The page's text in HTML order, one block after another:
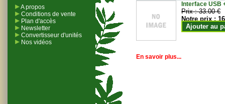
A propos
Conditions de vente
Plan d'accès
Newsletter
Convertisseur d'unités
Nos vidéos
Interface USB
Prix :33.00 €
Notre prix :
Ajouter au
En savoir plus...